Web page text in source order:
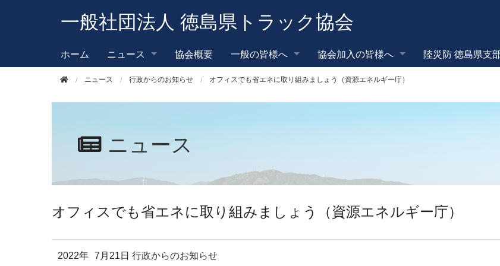
一般社団法人 徳島県トラック協会
ホーム ニュース 協会概要 一般の皆様へ 協会加入の皆様へ 陸災防 徳島県支
ニュース 行政からのお知らせ オフィスでも省エネに取り組みましょう（資源エネルギー庁）
ニュース
オフィスでも省エネに取り組みましょう（資源エネルギー庁）
2022年 7月21日 行政からのお知らせ